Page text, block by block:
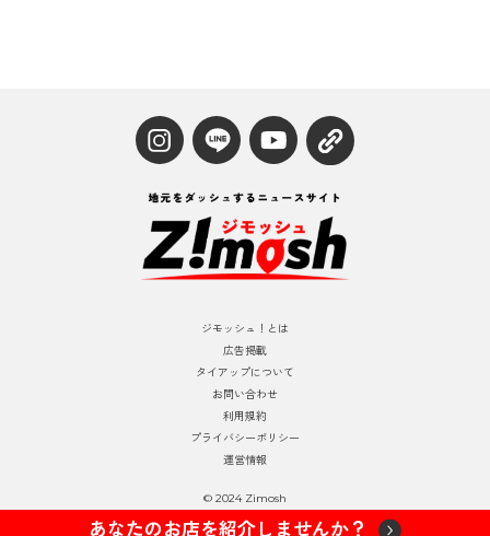
ジモッシュ！とは
広告掲載
タイアップについて
お問い合わせ
利用規約
プライバシーポリシー
運営情報
© 2024 Zimosh
あなたのお店を紹介しませんか？